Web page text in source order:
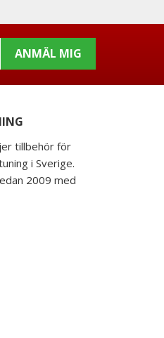
ANMÄL MIG
tillbehör för
i Sverige.
2009 med